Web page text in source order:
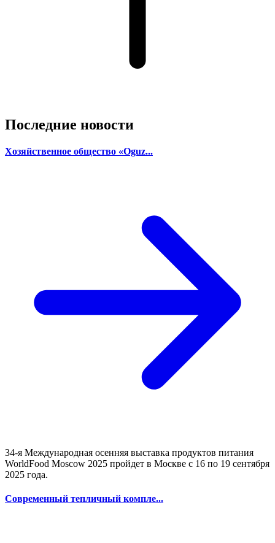
Последние новости
Хозяйственное общество «Oguz...
34-я Международная осенняя выставка продуктов питания
WorldFood Moscow 2025 пройдет в Москве с 16 по 19 сентября
2025 года.
Современный тепличный компле...